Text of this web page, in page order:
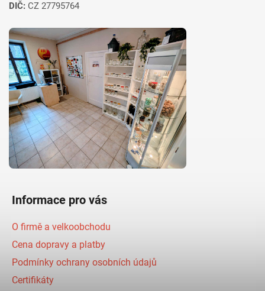
DIČ: CZ 27795764
Informace pro vás
O firmě a velkoobchodu
Cena dopravy a platby
Podmínky ochrany osobních údajů
Certifikáty